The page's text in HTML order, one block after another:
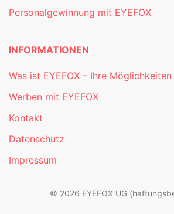
Personalgewinnung mit EYEFOX
INFORMATIONEN
Was ist EYEFOX – Ihre Möglichkeiten
Werben mit EYEFOX
Kontakt
Datenschutz
Impressum
© 2026 EYEFOX UG